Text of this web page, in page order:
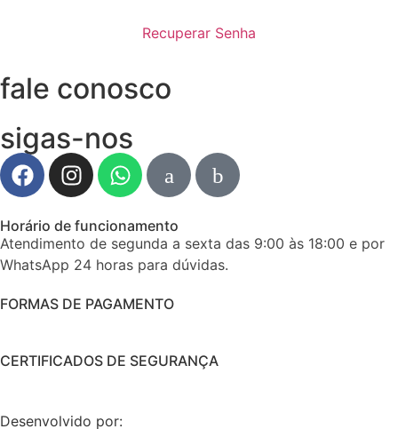
Recuperar Senha
fale conosco
sigas-nos
Horário de funcionamento
Atendimento de segunda a sexta das 9:00 às 18:00 e por
WhatsApp 24 horas para dúvidas.
FORMAS DE PAGAMENTO
CERTIFICADOS DE SEGURANÇA
Desenvolvido por: